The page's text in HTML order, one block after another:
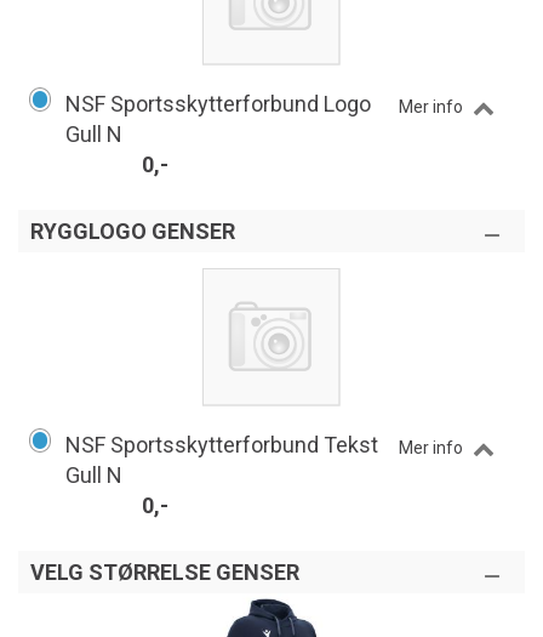
NSF Sportsskytterforbund Logo
Gull N
Mer info
0,-
RYGGLOGO GENSER
NSF Sportsskytterforbund Tekst
Gull N
Mer info
0,-
VELG STØRRELSE GENSER